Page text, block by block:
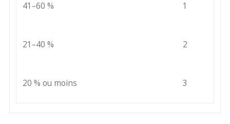
41–60 % 1
21–40 % 2
20 % ou moins 3